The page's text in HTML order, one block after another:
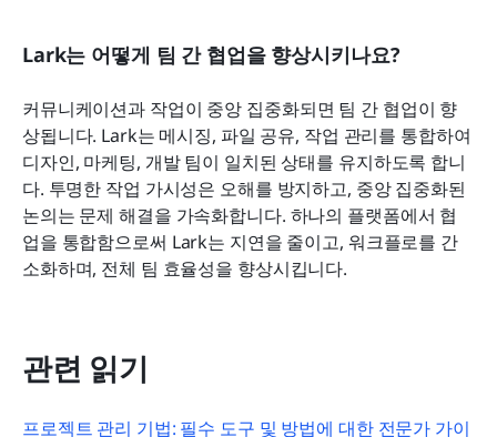
Lark는 어떻게 팀 간 협업을 향상시키나요?
커뮤니케이션과 작업이 중앙 집중화되면 팀 간 협업이 향
상됩니다. Lark는 메시징, 파일 공유, 작업 관리를 통합하여
디자인, 마케팅, 개발 팀이 일치된 상태를 유지하도록 합니
다. 투명한 작업 가시성은 오해를 방지하고, 중앙 집중화된
논의는 문제 해결을 가속화합니다. 하나의 플랫폼에서 협
업을 통합함으로써 Lark는 지연을 줄이고, 워크플로를 간
소화하며, 전체 팀 효율성을 향상시킵니다.
관련 읽기
프로젝트 관리 기법: 필수 도구 및 방법에 대한 전문가 가이